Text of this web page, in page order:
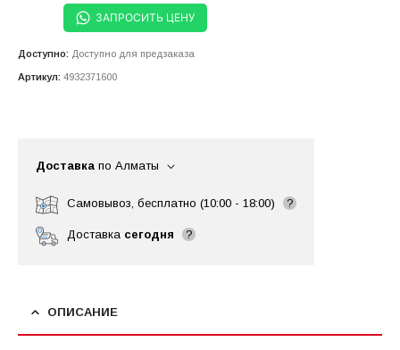
ЗАПРОСИТЬ ЦЕНУ
Доступно: Доступно для предзаказа
Артикул: 4932371600
Доставка по Алматы
Самовывоз, бесплатно (10:00 - 18:00) ?
Доставка сегодня ?
ОПИСАНИЕ